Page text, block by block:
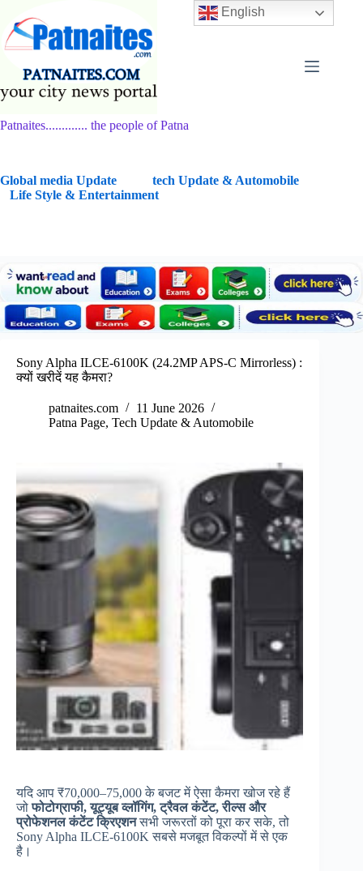
content
Patnaites............. the people of Patna
Global media Update
tech Update & Automobile
Life Style & Entertainment
Sony Alpha ILCE-6100K (24.2MP APS-C Mirrorless) :
क्यों खरीदें यह कैमरा?
patnaites.com
11 June 2026
Patna Page, Tech Update & Automobile
यदि आप ₹70,000–75,000 के बजट में ऐसा कैमरा खोज रहे हैं
जोफोटोग्राफी, यूट्यूब व्लॉगिंग, ट्रैवल कंटेंट, रील्स और
प्रोफेशनल कंटेंट क्रिएशनसभी जरूरतों को पूरा कर सके, तो
Sony Alpha ILCE-6100K सबसे मजबूत विकल्पों में से एक
है।
English